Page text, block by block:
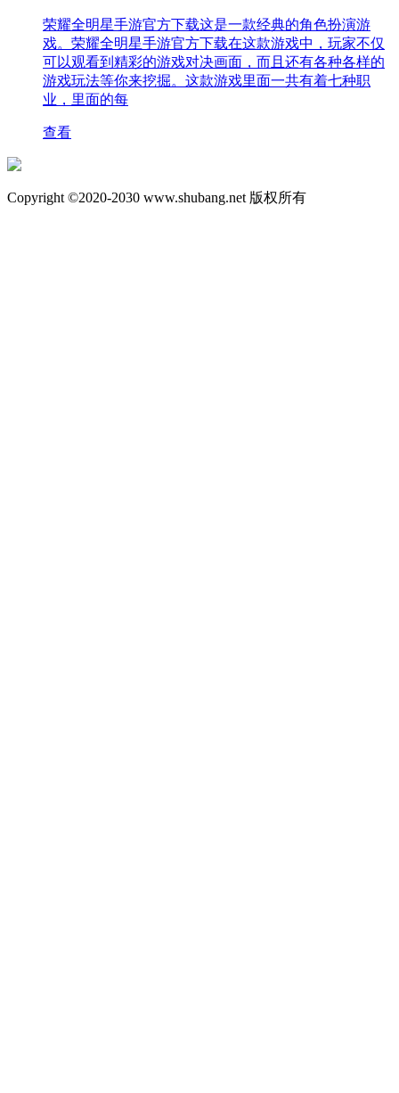
荣耀全明星手游官方下载这是一款经典的角色扮演游
戏。荣耀全明星手游官方下载在这款游戏中，玩家不仅
可以观看到精彩的游戏对决画面，而且还有各种各样的
游戏玩法等你来挖掘。这款游戏里面一共有着七种职
业，里面的每
查看
Copyright ©2020-2030 www.shubang.net 版权所有